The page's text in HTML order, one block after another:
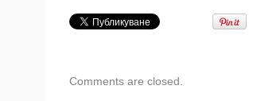
Comments are closed.